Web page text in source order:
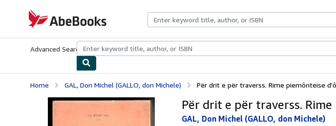
AbeBooks.com
Advanced Search Browse CollectionsRare BooksArt & Collectibles
Home GAL, Don Michel (GALLO, don Michele) Për drit e për traverss. Rime piemônteise
Për drit e për traverss.
GAL, Don Michel (GALLO, don Michele)